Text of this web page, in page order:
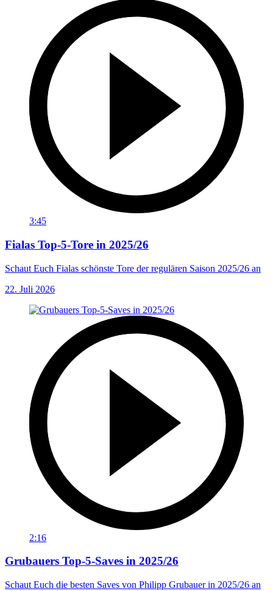
3:45
Fialas Top-5-Tore in 2025/26
Schaut Euch Fialas schönste Tore der regulären Saison 2025/26 an
22. Juli 2026
2:16
Grubauers Top-5-Saves in 2025/26
Schaut Euch die besten Saves von Philipp Grubauer in 2025/26 an